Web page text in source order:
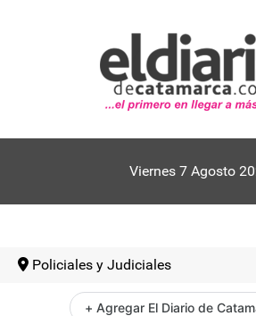
Viernes 7 Agosto
Policiales y Judiciales
+ Agregar El Diario de